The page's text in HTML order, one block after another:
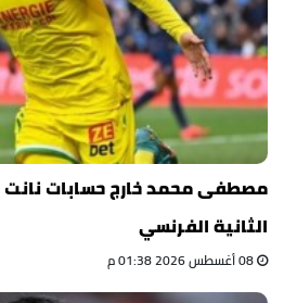
مصطفى محمد خارج حسابات نانت
الثانية الفرنسي